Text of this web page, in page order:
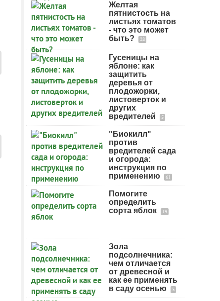
Желтая
пятнистость на
листьях томатов
- что это может
быть?
28
Гусеницы на
яблоне: как
защитить
деревья от
плодожорки,
листоверток и
других
вредителей
5
"Биокилл"
против
вредителей сада
и огорода:
инструкция по
применению
61
Помогите
определить
сорта яблок
19
Зола
подсолнечника:
чем отличается
от древесной и
как ее применять
в саду осенью
3